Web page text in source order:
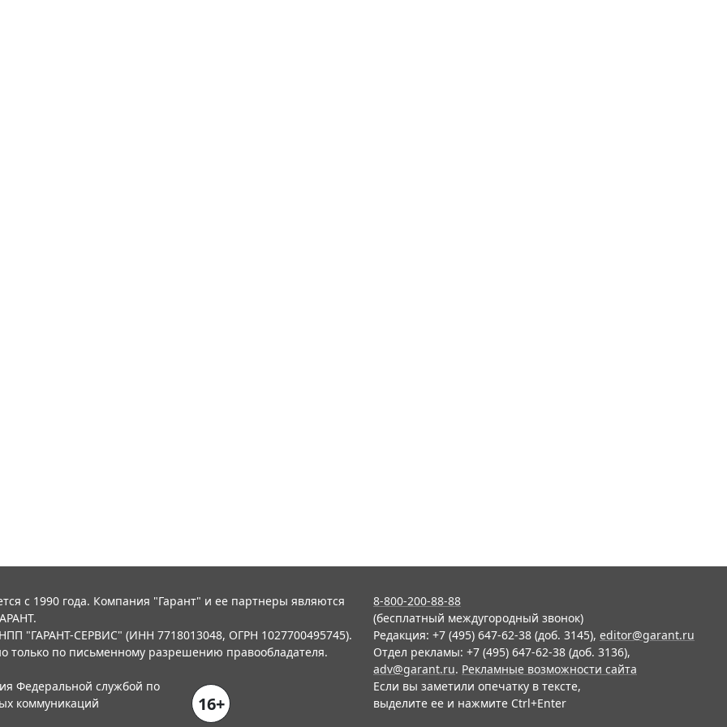
с 1990 года. Компания "Гарант" и ее партнеры являются
"ГАРАНТ-СЕРВИС" (ИНН 7718013048, ОГРН 1027700495745).
только по письменному разрешению правообладателя.
Федеральной службой по
коммуникаций
16+
8-800-200-88-88
(бесплатный междугородный звонок)
Редакция: +7 (495) 647-62-38 (доб. 3145), editor@garant.ru
Отдел рекламы: +7 (495) 647-62-38 (доб. 3136),
adv@garant.ru. Рекламные возможности сайта
Если вы заметили опечатку в тексте,
выделите ее и нажмите Ctrl+Enter